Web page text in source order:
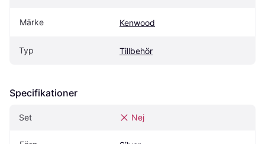
Märke Kenwood
Typ Tillbehör
Specifikationer
Set Nej